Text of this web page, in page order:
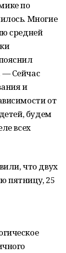
по
Многие
средней
— Сейчас
и
от
будем
всех
что двух
пятницу, 25